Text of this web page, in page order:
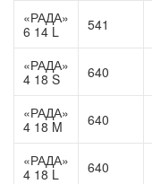
«РАДА»
6 14 L
541
«РАДА»
4 18 S
640
«РАДА»
4 18 M
640
«РАДА»
4 18 L
640